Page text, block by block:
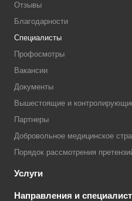
Отзывы
Благодарности
Специалисты
Профосмотры
Вакансии
Документы
Вышестоящие и
Партнеры
Добровольное медицинское
Порядок рассмотрения
Услуги
Направления и